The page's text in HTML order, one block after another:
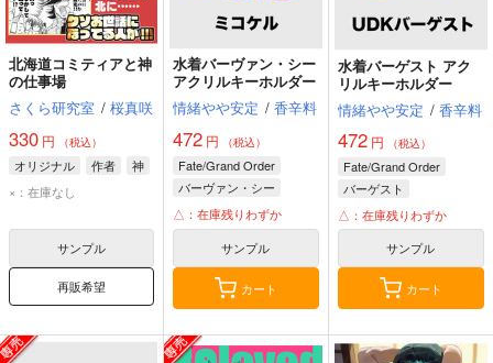
北海道コミティアと神
の仕事場
さくら研究室 / 桜真咲
330 円 （税込）
オリジナル 作者
神
×：在庫なし
サンプル
再販希望
水着バーヴァン・シー
アクリルキーホルダー
情緒やや安定 / 香辛料
472 円 （税込）
Fate/Grand Order
バーヴァン・シー
△：在庫残りわずか
サンプル
カート
水着バーゲスト アク
リルキーホルダー
情緒やや安定 / 香辛料
472円 （税込）
Fate/Grand Order
バーゲスト
△：在庫残りわずか
サンプル
カート